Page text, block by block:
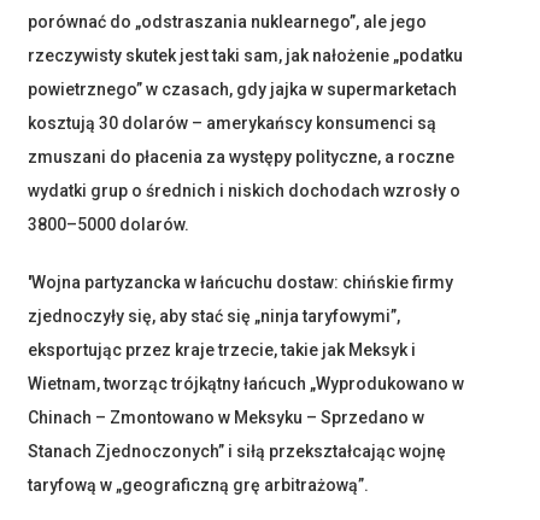
porównać do „odstraszania nuklearnego”, ale jego
rzeczywisty skutek jest taki sam, jak nałożenie „podatku
powietrznego” w czasach, gdy jajka w supermarketach
kosztują 30 dolarów – amerykańscy konsumenci są
zmuszani do płacenia za występy polityczne, a roczne
wydatki grup o średnich i niskich dochodach wzrosły o
3800–5000 dolarów.
'Wojna partyzancka w łańcuchu dostaw: chińskie firmy
zjednoczyły się, aby stać się „ninja taryfowymi”,
eksportując przez kraje trzecie, takie jak Meksyk i
Wietnam, tworząc trójkątny łańcuch „Wyprodukowano w
Chinach – Zmontowano w Meksyku – Sprzedano w
Stanach Zjednoczonych” i siłą przekształcając wojnę
taryfową w „geograficzną grę arbitrażową”.